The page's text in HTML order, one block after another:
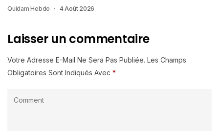
Quidam Hebdo 4 Août 2026
Laisser un commentaire
Votre Adresse E-Mail Ne Sera Pas Publiée. Les Champs
Obligatoires Sont Indiqués Avec *